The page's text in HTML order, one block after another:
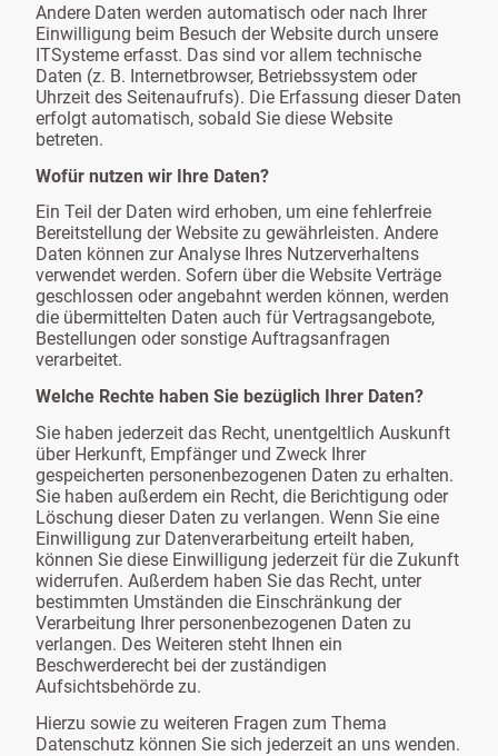
Andere Daten werden automatisch oder nach Ihrer
Einwilligung beim Besuch der Website durch unsere
ITSysteme erfasst. Das sind vor allem technische
Daten (z. B. Internetbrowser, Betriebssystem oder
Uhrzeit des Seitenaufrufs). Die Erfassung dieser Daten
erfolgt automatisch, sobald Sie diese Website
betreten.
Wofür nutzen wir Ihre Daten?
Ein Teil der Daten wird erhoben, um eine fehlerfreie
Bereitstellung der Website zu gewährleisten. Andere
Daten können zur Analyse Ihres Nutzerverhaltens
verwendet werden. Sofern über die Website Verträge
geschlossen oder angebahnt werden können, werden
die übermittelten Daten auch für Vertragsangebote,
Bestellungen oder sonstige Auftragsanfragen
verarbeitet.
Welche Rechte haben Sie bezüglich Ihrer Daten?
Sie haben jederzeit das Recht, unentgeltlich Auskunft
über Herkunft, Empfänger und Zweck Ihrer
gespeicherten personenbezogenen Daten zu erhalten.
Sie haben außerdem ein Recht, die Berichtigung oder
Löschung dieser Daten zu verlangen. Wenn Sie eine
Einwilligung zur Datenverarbeitung erteilt haben,
können Sie diese Einwilligung jederzeit für die Zukunft
widerrufen. Außerdem haben Sie das Recht, unter
bestimmten Umständen die Einschränkung der
Verarbeitung Ihrer personenbezogenen Daten zu
verlangen. Des Weiteren steht Ihnen ein
Beschwerderecht bei der zuständigen
Aufsichtsbehörde zu.
Hierzu sowie zu weiteren Fragen zum Thema
Datenschutz können Sie sich jederzeit an uns wenden.